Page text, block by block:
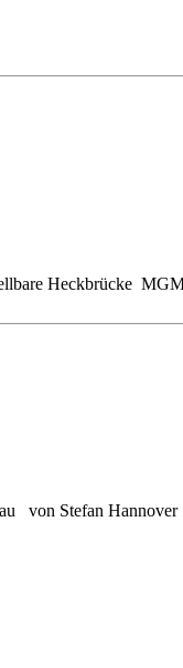
Heckbrücke
von Stefan Hannover